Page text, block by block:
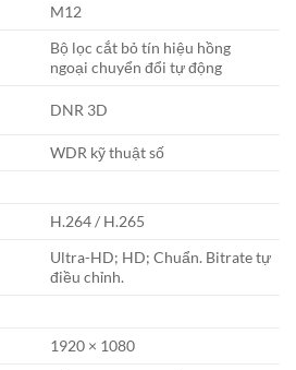
M12
Bộ lọc cắt bỏ tín hiệu hồng
ngoại chuyển đổi tự động
DNR 3D
WDR kỹ thuật số
H.264 / H.265
Ultra-HD; HD; Chuẩn. Bitrate tự
điều chỉnh.
1920 × 1080